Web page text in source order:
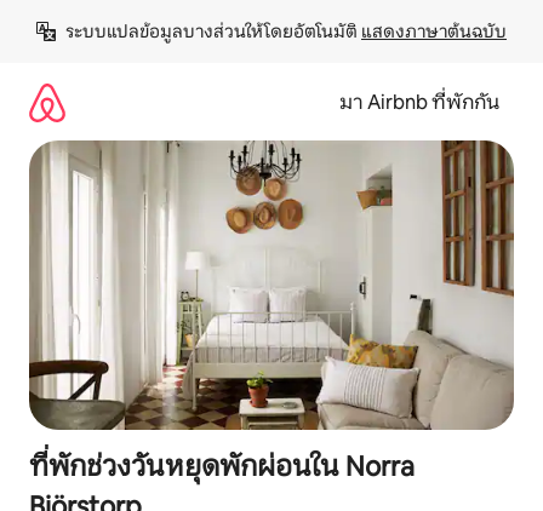
เนื้อหา
ระบบแปลข้อมูลบางส่วนให้โดยอัตโนมัติ แสดงภาษาต้นฉบับ
มา Airbnb ที่พักกัน
ที่พักช่วงวันหยุดพักผ่อนใน Norra